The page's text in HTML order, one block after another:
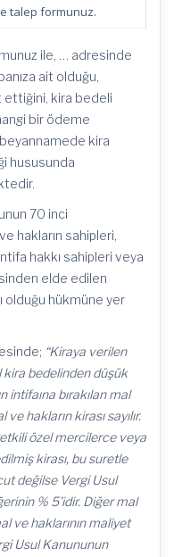
talep formunuz.
ile, … adresinde
ait olduğu,
ettiğini, kira bedeli
bir ödeme
kira
hususunda
70 inci
hakların sahipleri,
hakkı sahipleri veya
elde edilen
olduğu hükmüne yer
“Kiraya verilen
kira bedelinden düşük
intifaına bırakılan mal
hakların kirası sayılır.
özel mercilerce veya
kirası, bu suretle
değilse Vergi Usul
% 5’idir. Diğer mal
ve haklarının maliyet
Usul Kanununun